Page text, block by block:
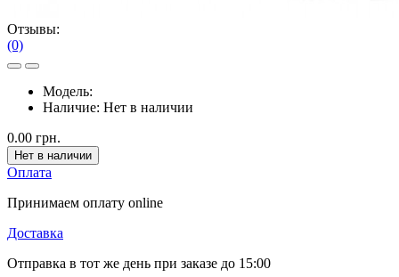
Отзывы:
(0)
Модель:
Наличие: Нет в наличии
0.00 грн.
Нет в наличии
Оплата
Принимаем оплату online
Доставка
Отправка в тот же день при заказе до 15:00